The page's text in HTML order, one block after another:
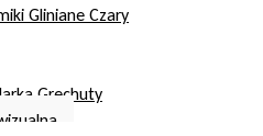
Gliniane Czary
Grechuty